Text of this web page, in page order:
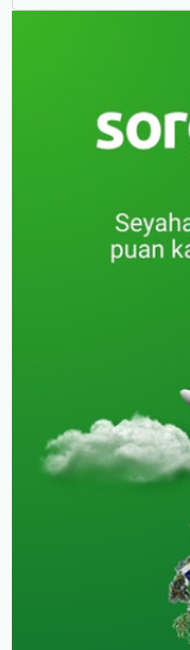
detaylı bir şekilde ele
alacağız.